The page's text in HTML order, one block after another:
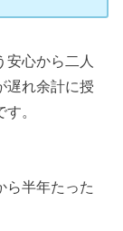
安心から二人
遅れ余計に授
。
ら半年たった